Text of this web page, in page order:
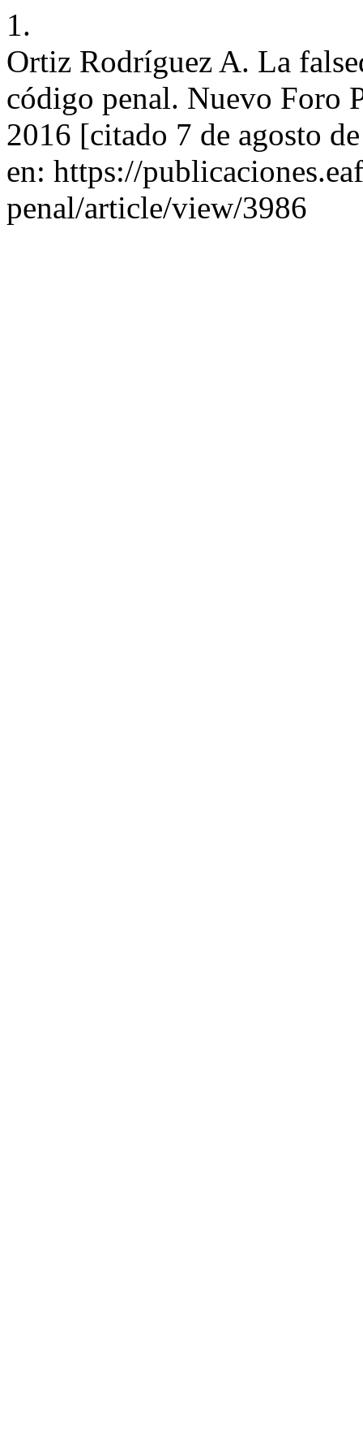
1.
Ortiz Rodríguez A. La
código penal. Nuevo Foro
2016 [citado 7 de agosto
en: https://
penal/article/view/3986